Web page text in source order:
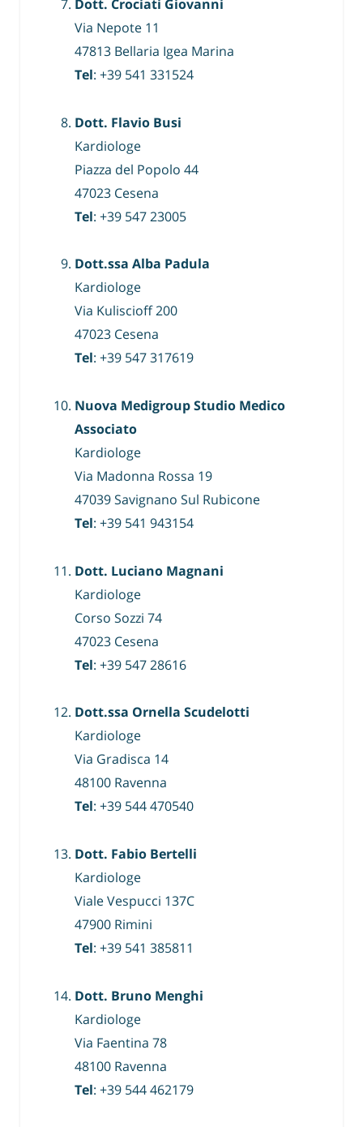
Dott. Crociati Giovanni
Via Nepote 11
47813 Bellaria Igea Marina
Tel: +39 541 331524
Dott. Flavio Busi
Kardiologe
Piazza del Popolo 44
47023 Cesena
Tel: +39 547 23005
Dott.ssa Alba Padula
Kardiologe
Via Kuliscioff 200
47023 Cesena
Tel: +39 547 317619
Nuova Medigroup Studio Medico
Associato
Kardiologe
Via Madonna Rossa 19
47039 Savignano Sul Rubicone
Tel: +39 541 943154
Dott. Luciano Magnani
Kardiologe
Corso Sozzi 74
47023 Cesena
Tel: +39 547 28616
Dott.ssa Ornella Scudelotti
Kardiologe
Via Gradisca 14
48100 Ravenna
Tel: +39 544 470540
Dott. Fabio Bertelli
Kardiologe
Viale Vespucci 137C
47900 Rimini
Tel: +39 541 385811
Dott. Bruno Menghi
Kardiologe
Via Faentina 78
48100 Ravenna
Tel: +39 544 462179